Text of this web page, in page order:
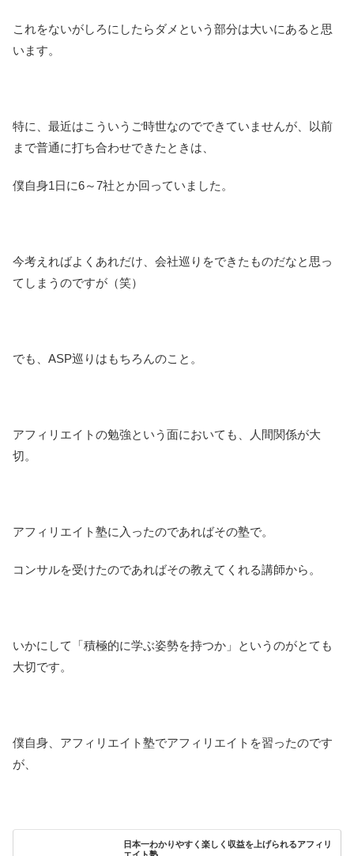
これをないがしろにしたらダメという部分は大いにあると思
います。
特に、最近はこういうご時世なのでできていませんが、以前
まで普通に打ち合わせできたときは、
僕自身1日に6～7社とか回っていました。
今考えればよくあれだけ、会社巡りをできたものだなと思っ
てしまうのですが（笑）
でも、ASP巡りはもちろんのこと。
アフィリエイトの勉強という面においても、人間関係が大
切。
アフィリエイト塾に入ったのであればその塾で。
コンサルを受けたのであればその教えてくれる講師から。
いかにして「積極的に学ぶ姿勢を持つか」というのがとても
大切です。
僕自身、アフィリエイト塾でアフィリエイトを習ったのです
が、
日本一わかりやすく楽しく収益を上げられるアフィリ